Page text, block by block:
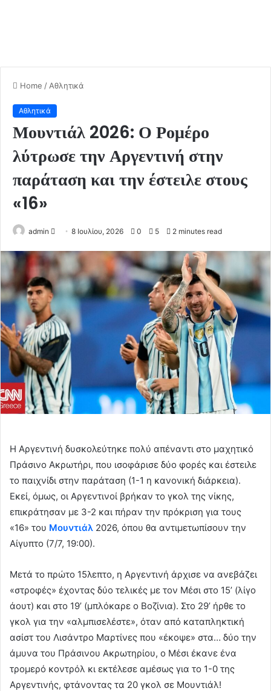
Home / Αθλητικά
Αθλητικά
Μουντιάλ 2026: Ο Ρομέρο
λύτρωσε την Αργεντινή στην
παράταση και την έστειλε στους
«16»
admin
n
a
e
m
i
l
8 Ιουλίου, 2026 0 5 2 minutes read
Η Αργεντινή δυσκολεύτηκε πολύ απέναντι στο μαχητικό
Πράσινο Ακρωτήρι, που ισοφάρισε δύο φορές και έστειλε
το παιχνίδι στην παράταση (1-1 η κανονική διάρκεια).
Εκεί, όμως, οι Αργεντινοί βρήκαν το γκολ της νίκης,
επικράτησαν με 3-2 και πήραν την πρόκριση για τους
«16» του Μουντιάλ 2026, όπου θα αντιμετωπίσουν την
Αίγυπτο (7/7, 19:00).
Μετά το πρώτο 15λεπτο, η Αργεντινή άρχισε να ανεβάζει
«στροφές» έχοντας δύο τελικές με τον Μέσι στο 15’ (λίγο
άουτ) και στο 19’ (μπλόκαρε ο Βοζίνια). Στο 29’ ήρθε το
γκολ για την «αλμπισελέστε», όταν από καταπληκτική
ασίστ του Λισάντρο Μαρτίνες που «έκοψε» στα… δύο την
άμυνα του Πράσινου Ακρωτηρίου, ο Μέσι έκανε ένα
τρομερό κοντρόλ κι εκτέλεσε αμέσως για το 1-0 της
Αργεντινής, φτάνοντας τα 20 γκολ σε Μουντιάλ!